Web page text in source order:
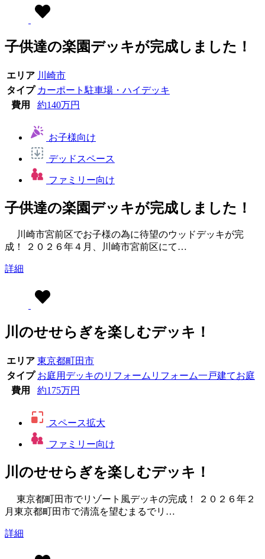
子供達の楽園デッキが完成しました！
エリア 川崎市
タイプ カーポート 駐車場・ハイデッキ
費用
約140万円
お子様向け
デッドスペース
ファミリー向け
子供達の楽園デッキが完成しました！
川崎市宮前区でお子様の為に待望のウッドデッキが完
成！ ２０２６年４月、川崎市宮前区にて…
詳細
川のせせらぎを楽しむデッキ！
エリア 東京都町田市
タイプ お庭用 デッキのリフォーム リフォーム一戸建てお庭
費用
約175万円
スペース拡大
ファミリー向け
川のせせらぎを楽しむデッキ！
東京都町田市でリゾート風デッキの完成！ ２０２６年２
月東京都町田市で清流を望むまるでリ…
詳細